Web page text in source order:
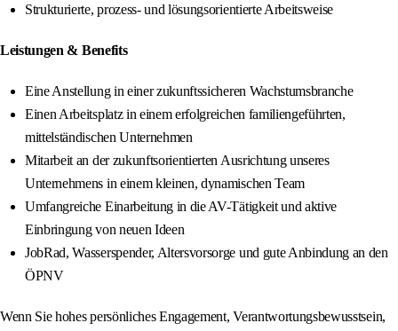
Strukturierte, prozess- und lösungsorientierte Arbeitsweise
Leistungen & Benefits
Eine Anstellung in einer zukunftssicheren Wachstumsbranche
Einen Arbeitsplatz in einem erfolgreichen familiengeführten,
mittelständischen Unternehmen
Mitarbeit an der zukunftsorientierten Ausrichtung unseres
Unternehmens in einem kleinen, dynamischen Team
Umfangreiche Einarbeitung in die AV-Tätigkeit und aktive
Einbringung von neuen Ideen
JobRad, Wasserspender, Altersvorsorge und gute Anbindung an den
ÖPNV
Wenn Sie hohes persönliches Engagement, Verantwortungsbewusstsein,